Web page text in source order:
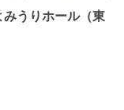
みうりホール（東